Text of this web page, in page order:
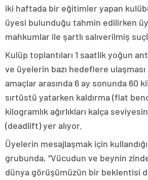
iki haftada bir eğitimler yapan
üyesi bulunduğu tahmin edilirken
mahkumlar ile şartlı salıverilmiş
Kulüp toplantıları 1 saatlik yoğun
ve üyelerin bazı hedeflere ulaşması
amaçlar arasında 6 ay sonunda 60
sırtüstü yatarken kaldırma (flat
kilogramlık ağırlıkları kalça
(deadlift) yer alıyor.
Üyelerin mesajlaşmak için
grubunda, “Vücudun ve beynin
dünya görüşümüzün bir beklentisi